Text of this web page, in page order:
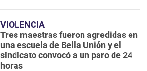
VIOLENCIA
Tres maestras fueron agredidas en
una escuela de Bella Unión y el
sindicato convocó a un paro de 24
horas